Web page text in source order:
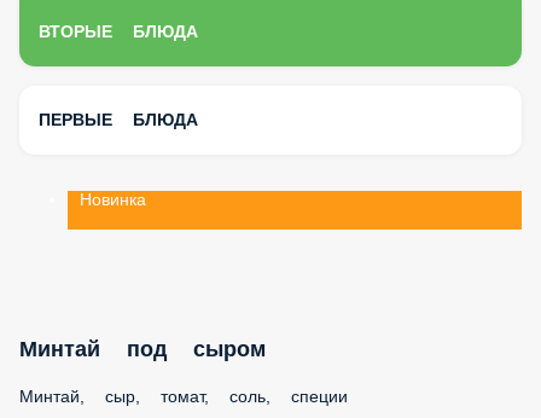
ВТОРЫЕ БЛЮДА
ПЕРВЫЕ БЛЮДА
Новинка
Минтай под сыром
Минтай, сыр, томат, соль, специи